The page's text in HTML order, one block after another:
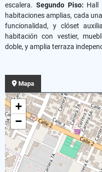
escalera. Segundo Piso: Hall
habitaciones amplias, cada
funcionalidad, y clóset
habitación con vestier,
doble, y amplia terraza
Mapa
+
−